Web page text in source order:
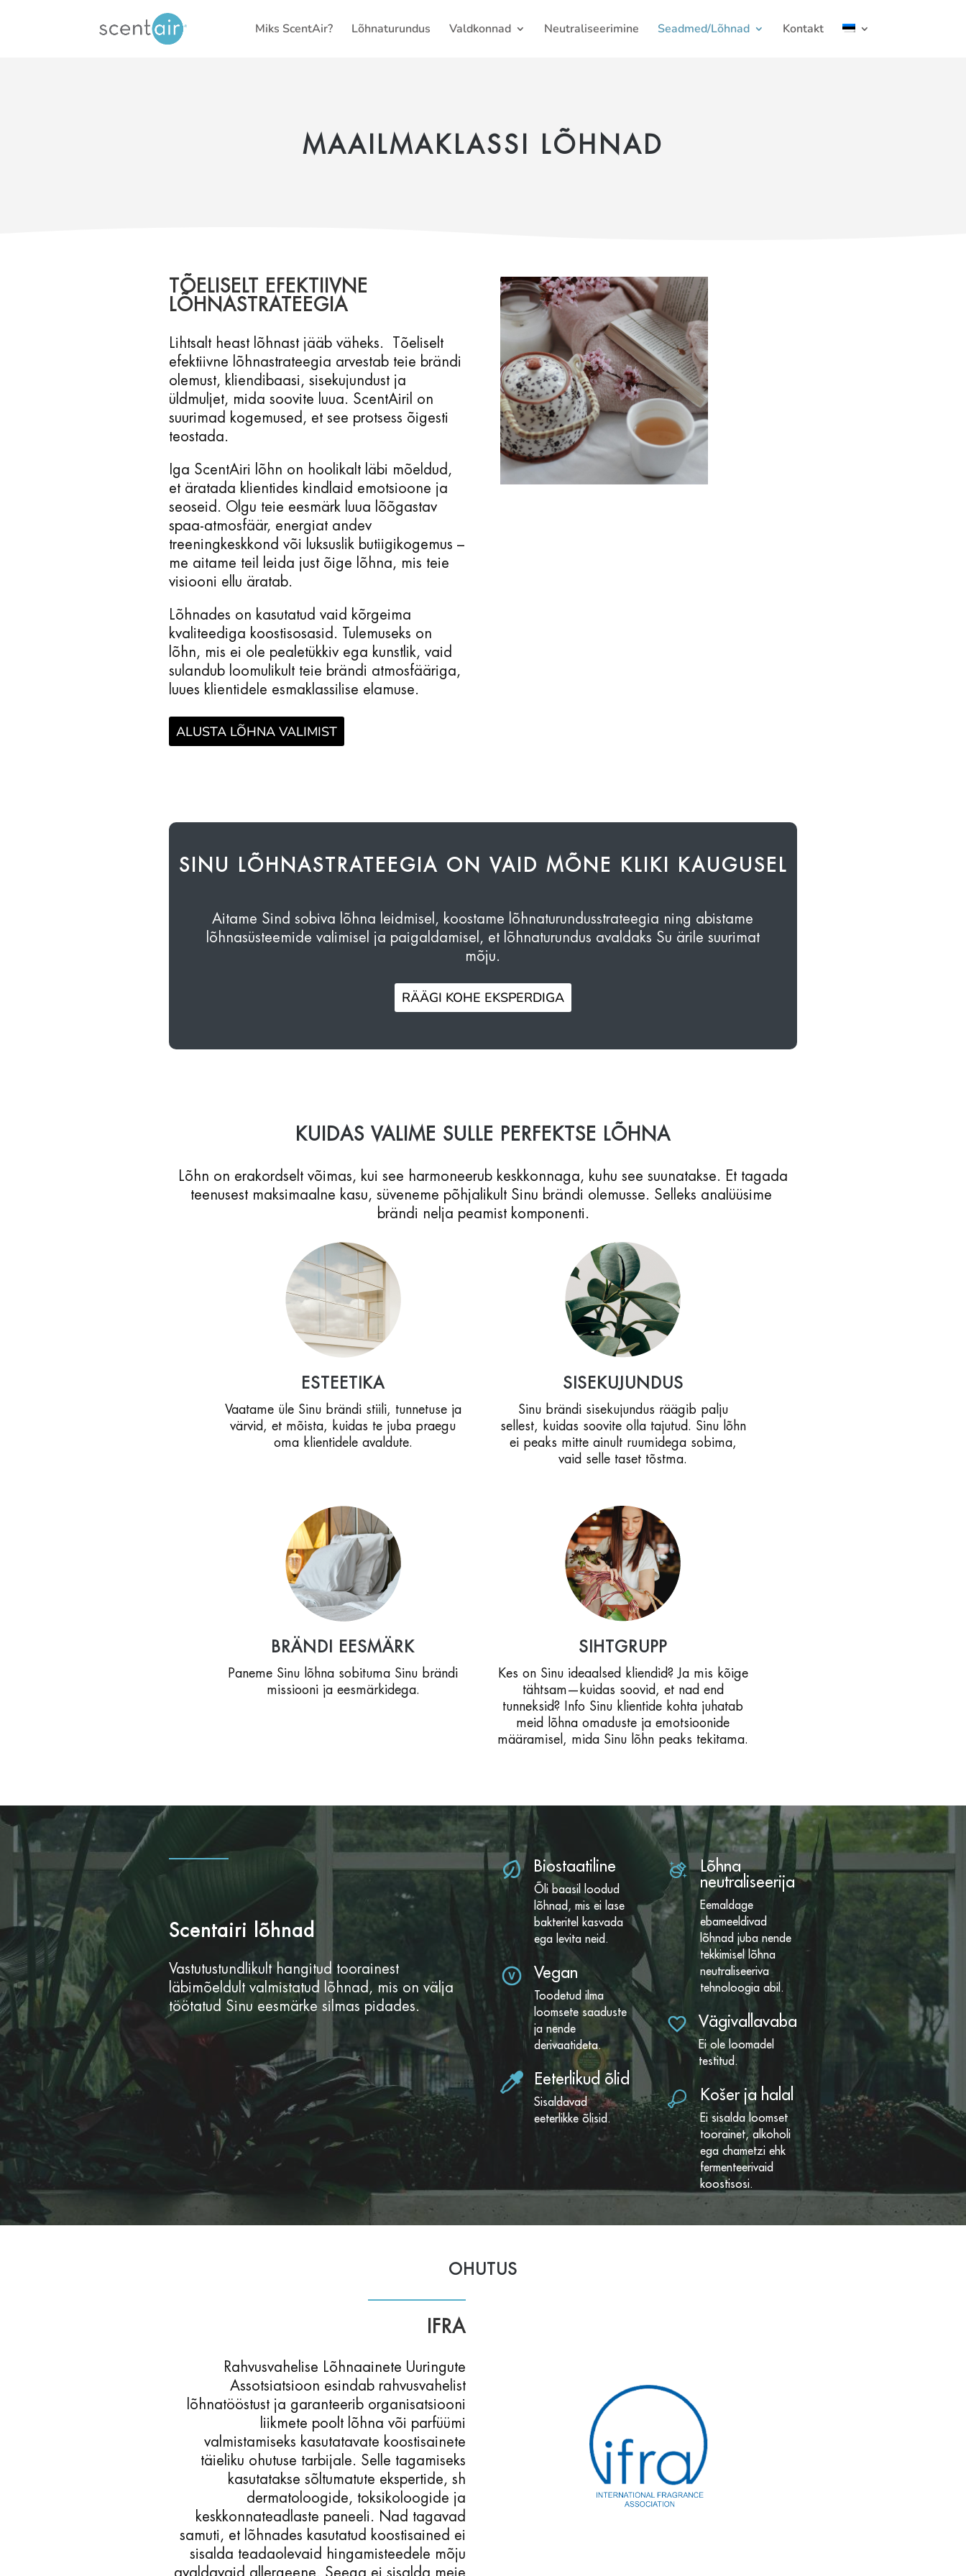
Miks ScentAir? Lõhnaturundus Valdkonnad Neutraliseerimine Seadmed/Lõhnad Kontakt
MAAILMAKLASSI LÕHNAD
TÕELISELT EFEKTIIVNE
LÕHNASTRATEEGIA
Lihtsalt heast lõhnast jääb väheks. Tõeliselt
efektiivne lõhnastrateegia arvestab teie brändi
olemust, kliendibaasi, sisekujundust ja
üldmuljet, mida soovite luua. ScentAiril on
suurimad kogemused, et see protsess õigesti
teostada.
Iga ScentAiri lõhn on hoolikalt läbi mõeldud,
et äratada klientides kindlaid emotsioone ja
seoseid. Olgu teie eesmärk luua lõõgastav
spaa-atmosfäär, energiat andev
treeningkeskkond või luksuslik butiigikogemus –
me aitame teil leida just õige lõhna, mis teie
visiooni ellu äratab.
Lõhnades on kasutatud vaid kõrgeima
kvaliteediga koostisosasid. Tulemuseks on
lõhn, mis ei ole pealetükkiv ega kunstlik, vaid
sulandub loomulikult teie brändi atmosfääriga,
luues klientidele esmaklassilise elamuse.
ALUSTA LÕHNA VALIMIST
SINU LÕHNASTRATEEGIA ON VAID MÕNE KLIKI KAUGUSEL
Aitame Sind sobiva lõhna leidmisel, koostame lõhnaturundusstrateegia ning abistame
lõhnasüsteemide valimisel ja paigaldamisel, et lõhnaturundus avaldaks Su ärile suurimat
mõju.
RÄÄGI KOHE EKSPERDIGA
KUIDAS VALIME SULLE PERFEKTSE LÕHNA
Lõhn on erakordselt võimas, kui see harmoneerub keskkonnaga, kuhu see suunatakse. Et tagada
teenusest maksimaalne kasu, süveneme põhjalikult Sinu brändi olemusse. Selleks analüüsime
brändi nelja peamist komponenti.
ESTEETIKA
Vaatame üle Sinu brändi stiili, tunnetuse ja
värvid, et mõista, kuidas te juba praegu
oma klientidele avaldute.
SISEKUJUNDUS
Sinu brändi sisekujundus räägib palju
sellest, kuidas soovite olla tajutud. Sinu lõhn
ei peaks mitte ainult ruumidega sobima,
vaid selle taset tõstma.
BRÄNDI EESMÄRK
Paneme Sinu lõhna sobituma Sinu brändi
missiooni ja eesmärkidega.
SIHTGRUPP
Kes on Sinu ideaalsed kliendid? Ja mis kõige
tähtsam—kuidas soovid, et nad end
tunneksid? Info Sinu klientide kohta juhatab
meid lõhna omaduste ja emotsioonide
määramisel, mida Sinu lõhn peaks tekitama.
Scentairi lõhnad
Vastutustundlikult hangitud toorainest
läbimõeldult valmistatud lõhnad, mis on välja
töötatud Sinu eesmärke silmas pidades.
Biostaatiline
Õli baasil loodud
lõhnad, mis ei lase
bakteritel kasvada
ega levita neid.
Vegan
Toodetud ilma
loomsete saaduste
ja nende
derivaatideta.
Eeterlikud õlid
Sisaldavad
eeterlikke õlisid.
Lõhna
neutraliseerija
Eemaldage
ebameeldivad
lõhnad juba nende
tekkimisel lõhna
neutraliseeriva
tehnoloogia abil.
Vägivallavaba
Ei ole loomadel
testitud.
Košer ja halal
Ei sisalda loomset
toorainet, alkoholi
ega chametzi ehk
fermenteerivaid
koostisosi.
OHUTUS
IFRA
Rahvusvahelise Lõhnaainete Uuringute
Assotsiatsioon esindab rahvusvahelist
lõhnatööstust ja garanteerib organisatsiooni
liikmete poolt lõhna või parfüümi
valmistamiseks kasutatavate koostisainete
täieliku ohutuse tarbijale. Selle tagamiseks
kasutatakse sõltumatute ekspertide, sh
dermatoloogide, toksikoloogide ja
keskkonnateadlaste paneeli. Nad tagavad
samuti, et lõhnades kasutatud koostisained ei
sisalda teadaolevaid hingamisteedele mõju